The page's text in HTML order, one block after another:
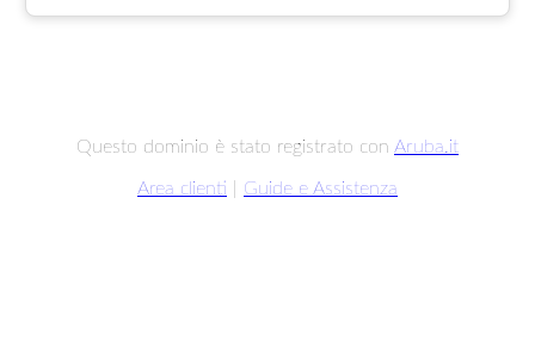
Questo dominio è stato registrato con Aruba.it
Area clienti Guide e Assistenza